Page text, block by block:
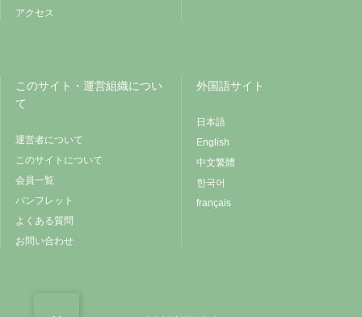
アクセス
このサイト・運営組織につい
て
運営者について
このサイトについて
会員一覧
パンフレット
よくある質問
お問い合わせ
外国語サイト
日本語
English
中文繁體
한국어
français